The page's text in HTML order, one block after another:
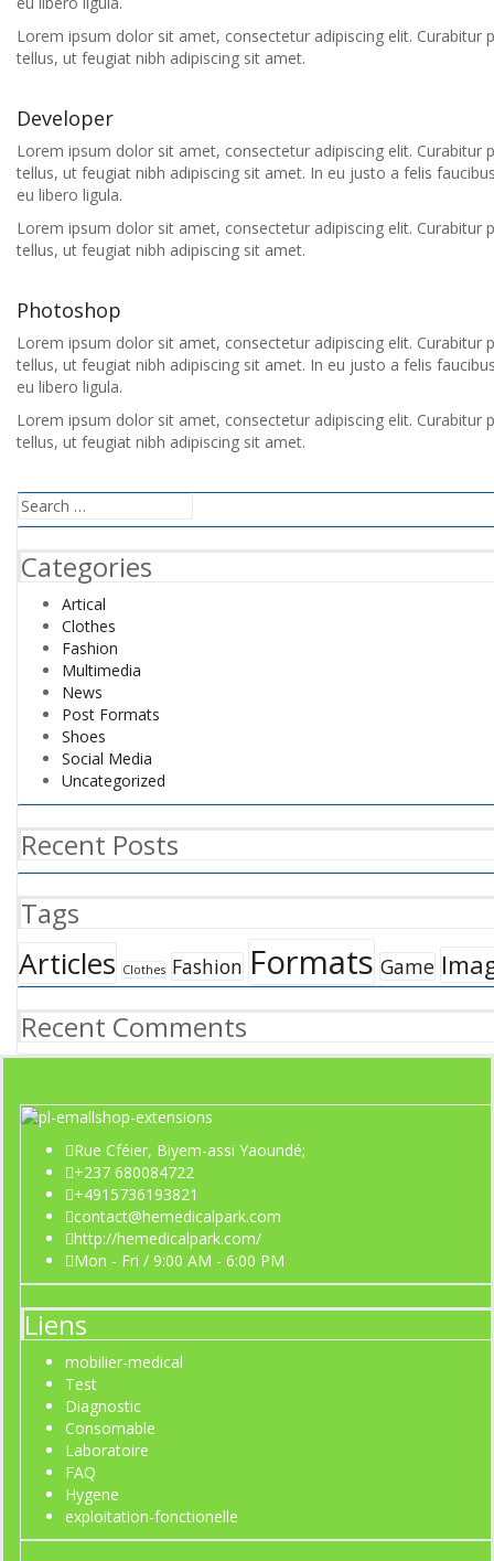
Lorem ipsum dolor sit amet, consectetur adipiscing elit. Curabitur
tellus, ut feugiat nibh adipiscing sit amet.
Developer
Lorem ipsum dolor sit amet, consectetur adipiscing elit. Curabitur
tellus, ut feugiat nibh adipiscing sit amet. In eu justo a felis
eu libero ligula.
Lorem ipsum dolor sit amet, consectetur adipiscing elit. Curabitur
tellus, ut feugiat nibh adipiscing sit amet.
Photoshop
Lorem ipsum dolor sit amet, consectetur adipiscing elit. Curabitur
tellus, ut feugiat nibh adipiscing sit amet. In eu justo a felis
eu libero ligula.
Lorem ipsum dolor sit amet, consectetur adipiscing elit. Curabitur
tellus, ut feugiat nibh adipiscing sit amet.
Search
for:
Categories
Artical
Clothes
Fashion
Multimedia
News
Post Formats
Shoes
Social Media
Uncategorized
Recent Posts
Tags
Articles Clothes Fashion Formats Game
Recent Comments
Rue Cféier, Biyem-assi Yaoundé;
+237 680084722
+4915736193821
contact@hemedicalpark.com
http://hemedicalpark.com/
Mon - Fri / 9:00 AM - 6:00 PM
Liens
mobilier-medical
Test
Diagnostic
Consomable
Laboratoire
FAQ
Hygene
exploitation-fonctionelle